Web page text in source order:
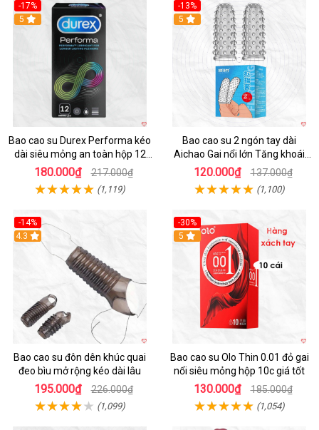
-17%
Hot
5
Bao cao su Durex Performa kéo
dài siêu mỏng an toàn hộp 12
cái
180.000₫ 217.000₫
(1,119)
-13%
5
Bao cao su 2 ngón tay dài
Aichao Gai nổi lớn Tăng khoái
cảm
120.000₫ 137.000₫
(1,100)
-14%
4.3
Bao cao su đôn dên khúc quai
đeo bìu mở rộng kéo dài lâu
195.000₫ 226.000₫
(1,099)
-30%
5
Bao cao su Olo Thin 0.01 đỏ gai
nổi siêu mỏng hộp 10c giá tốt
130.000₫ 185.000₫
(1,054)